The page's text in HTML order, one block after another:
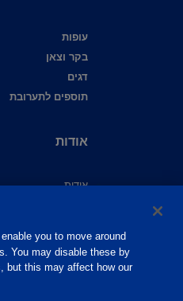
עופות
בקר וצאן
דגים
תוספים לתערובת
אודות
אודות
תמיכה מקצועית
מידע מקצועי
you to move around
You may disable these by
but this may affect how our